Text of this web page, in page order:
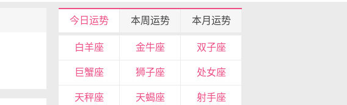
今日运势 本周运势 本月运势
白羊座 金牛座 双子座
巨蟹座 狮子座 处女座
天秤座 天蝎座 射手座